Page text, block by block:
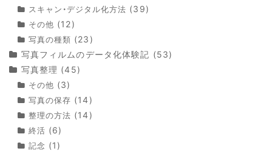
スキャン・デジタル化方法 (39)
その他 (12)
写真の種類 (23)
写真フィルムのデータ化体験記 (53)
写真整理 (45)
その他 (3)
写真の保存 (14)
整理の方法 (14)
終活 (6)
記念 (1)